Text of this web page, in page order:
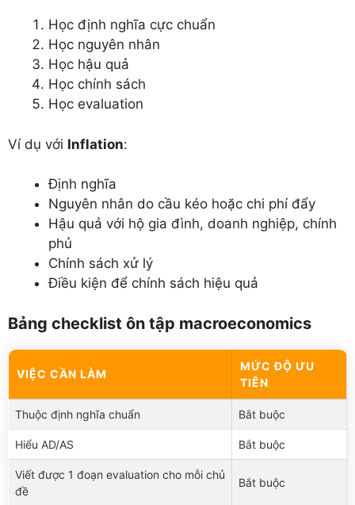
Học định nghĩa cực chuẩn
Học nguyên nhân
Học hậu quả
Học chính sách
Học evaluation
Ví dụ với Inflation:
Định nghĩa
Nguyên nhân do cầu kéo hoặc chi phí đẩy
Hậu quả với hộ gia đình, doanh nghiệp, chính
phủ
Chính sách xử lý
Điều kiện để chính sách hiệu quả
Bảng checklist ôn tập macroeconomics
VIỆC CẦN LÀM
MỨC ĐỘ ƯU
TIÊN
Thuộc định nghĩa chuẩn Bắt buộc
Hiểu AD/AS Bắt buộc
Viết được 1 đoạn evaluation cho mỗi chủ
đề
Bắt buộc